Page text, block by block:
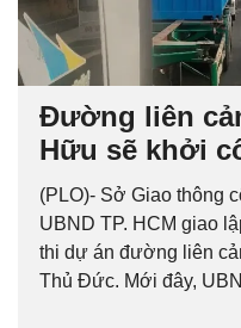
Đường liên
Hữu sẽ khởi
(PLO)- Sở Giao thông
UBND TP. HCM giao
thi dự án đường liên
Thủ Đức. Mới đây,